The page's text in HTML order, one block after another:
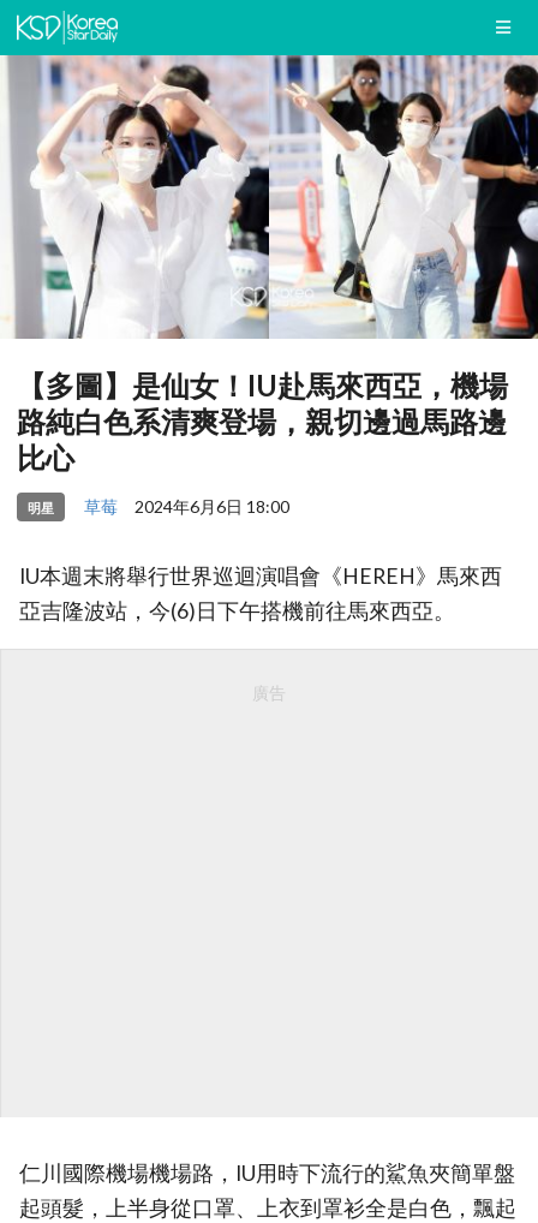
【多圖】是仙女！IU赴馬來西亞，機場
路純白色系清爽登場，親切邊過馬路邊
比心
明星 草莓 2024年6月6日 18:00
IU本週末將舉行世界巡迴演唱會《HEREH》馬來西
亞吉隆波站，今(6)日下午搭機前往馬來西亞。
廣告
仁川國際機場機場路，IU用時下流行的鯊魚夾簡單盤
起頭髮，上半身從口罩、上衣到罩衫全是白色，飄起